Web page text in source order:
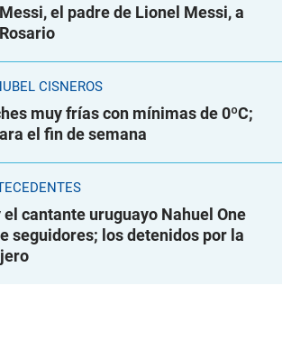
el padre de Lionel Messi, a
CISNEROS
muy frías con mínimas de 0ºC;
el fin de semana
cantante uruguayo Nahuel One
seguidores; los detenidos por la